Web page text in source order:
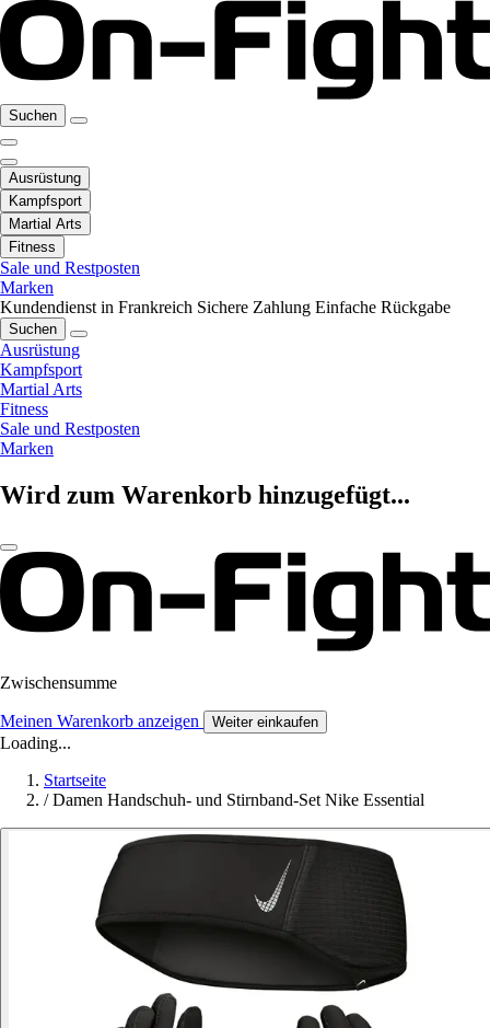
Suchen
Ausrüstung
Kampfsport
Martial Arts
Fitness
Sale und Restposten
Marken
Kundendienst in Frankreich Sichere Zahlung Einfache Rückgabe
Suchen
Ausrüstung
Kampfsport
Martial Arts
Fitness
Sale und Restposten
Marken
Wird zum Warenkorb hinzugefügt...
Zwischensumme
Meinen Warenkorb anzeigen Weiter einkaufen
Loading...
Startseite
/ Damen Handschuh- und Stirnband-Set Nike Essential